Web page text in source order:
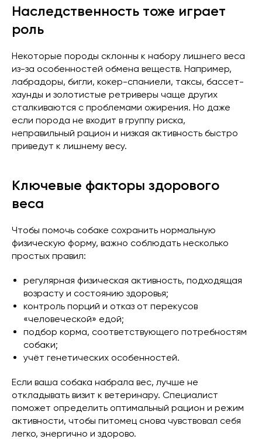
Наследственность тоже играет
роль
Некоторые породы склонны к набору лишнего веса
из-за особенностей обмена веществ. Например,
лабрадоры, бигли, кокер-спаниели, таксы, бассет-
хаунды и золотистые ретриверы чаще других
сталкиваются с проблемами ожирения. Но даже
если порода не входит в группу риска,
неправильный рацион и низкая активность быстро
приведут к лишнему весу.
Ключевые факторы здорового
веса
Чтобы помочь собаке сохранить нормальную
физическую форму, важно соблюдать несколько
простых правил:
регулярная физическая активность, подходящая
возрасту и состоянию здоровья;
контроль порций и отказ от перекусов
«человеческой» едой;
подбор корма, соответствующего потребностям
собаки;
учёт генетических особенностей.
Если ваша собака набрала вес, лучше не
откладывать визит к ветеринару. Специалист
поможет определить оптимальный рацион и режим
активности, чтобы питомец снова чувствовал себя
легко, энергично и здорово.